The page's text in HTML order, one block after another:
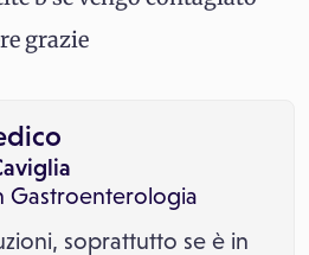
grazie
Gastroenterologia
soprattutto se è in